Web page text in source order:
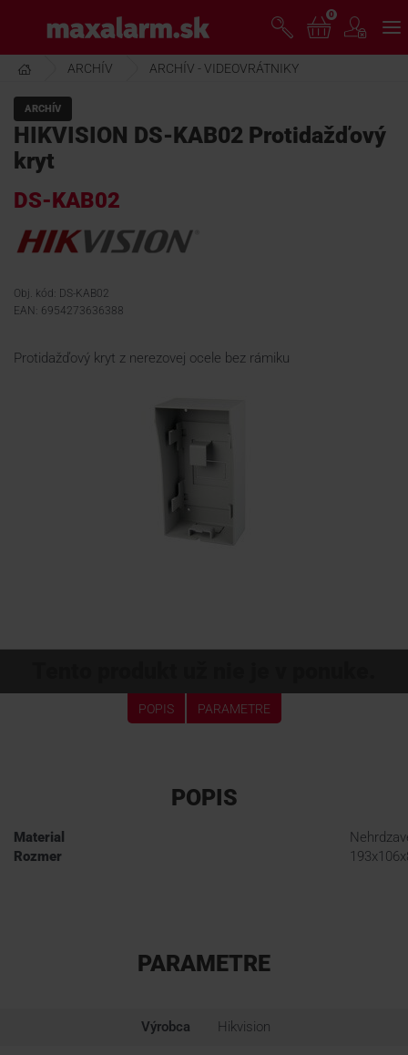
hlavnému
obsahu
www.maxalarm.sk
AKCIA MESIACA
PRODUKTY
0
ARCHÍV ARCHÍV - VIDEOVRÁTNIKY
ARCHÍV
HIKVISION DS-KAB02 Protidažďový
kryt
DS-KAB02
Obj. kód: DS-KAB02
EAN: 6954273636388
Protidažďový kryt z nerezovej ocele bez rámiku
POPIS PARAMETRE
POPIS
Material
Rozmer
PARAMETRE
Výrobca Hikvision